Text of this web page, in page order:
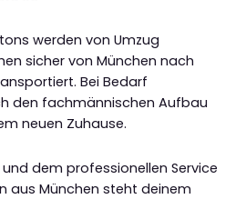
werden von Umzug
sicher von München nach
Bei Bedarf
den fachmännischen Aufbau
neuen Zuhause.
dem professionellen Service
aus München steht deinem